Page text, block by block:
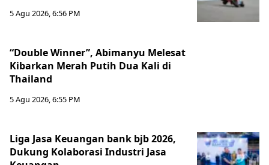
5 Agu 2026, 6:56 PM
“Double Winner”, Abimanyu Melesat
Kibarkan Merah Putih Dua Kali di
Thailand
5 Agu 2026, 6:55 PM
Liga Jasa Keuangan bank bjb 2026,
Dukung Kolaborasi Industri Jasa